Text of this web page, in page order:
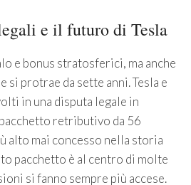
e il futuro di Tesla
e bonus stratosferici, ma anche
si protrae da sette anni. Tesla e
in una disputa legale in
retributivo da 56
alto mai concesso nella storia
pacchetto è al centro di molte
si fanno sempre più accese.